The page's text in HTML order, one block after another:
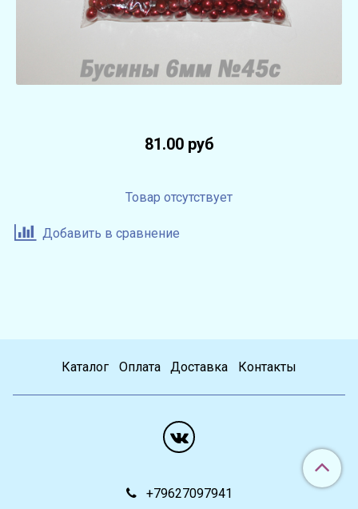
81.00 руб
Товар отсутствует
Добавить в сравнение
Каталог Оплата Доставка Контакты
+79627097941